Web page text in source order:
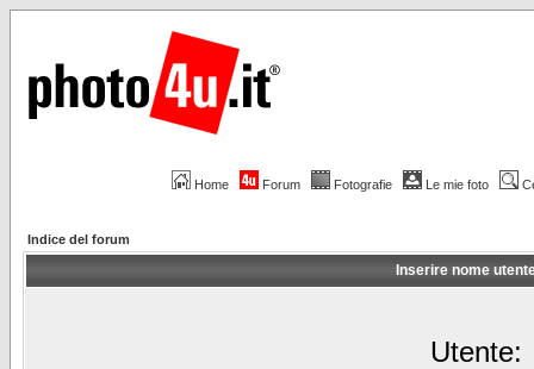
Home Forum Fotografie Le mie foto
Indice del forum
Inserire nome
Utente: